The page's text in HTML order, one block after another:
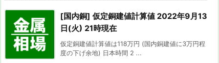
[国内銅] 仮定銅建値計算値 2022年9月13
日(火) 21時現在
仮定銅建値計算値は118万円 (国内銅建値に3万円程
度の下げ余地) 日本時間 2 ...